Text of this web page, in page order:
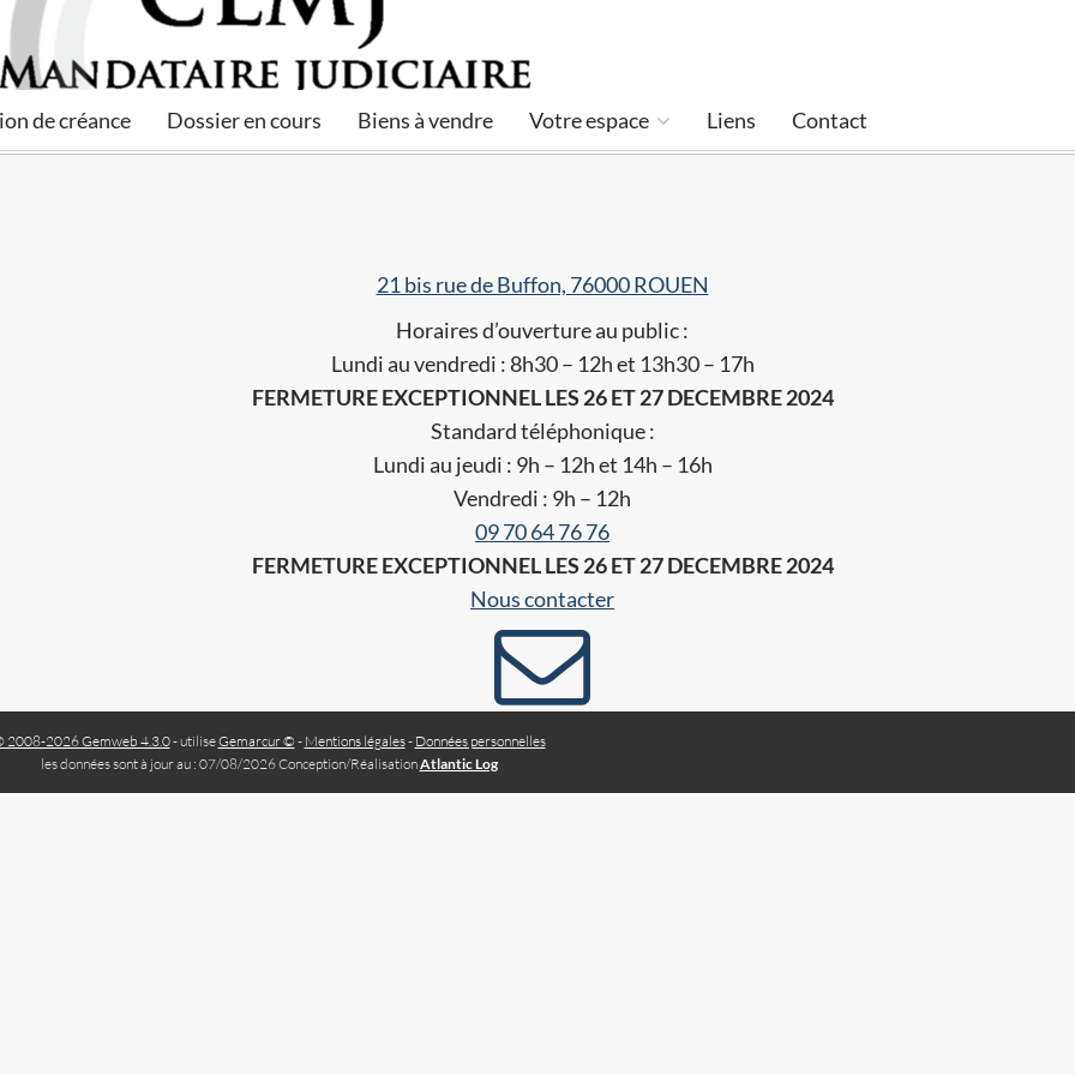
de créance Dossier en cours Biens à vendre Votre espace Liens Contact
21 bis rue de Buffon, 76000 ROUEN
Horaires d’ouverture au public :
Lundi au vendredi : 8h30 – 12h et 13h30 – 17h
FERMETURE EXCEPTIONNEL LES 26 ET 27 DECEMBRE 2024
Standard téléphonique :
Lundi au jeudi : 9h – 12h et 14h – 16h
Vendredi : 9h – 12h
09 70 64 76 76
FERMETURE EXCEPTIONNEL LES 26 ET 27 DECEMBRE 2024
Nous contacter
2008-2026 Gemweb 4.3.0- utiliseGemarcur © - Mentions légales- Données personnelles
les données sont à jour au : 07/08/2026 Conception/RéalisationAtlantic Log